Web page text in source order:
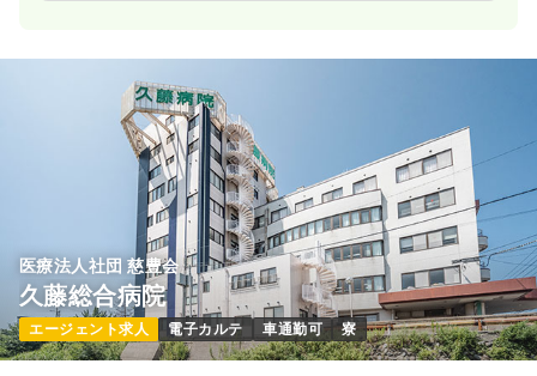
医療法人社団 慈豊会
久藤総合病院
エージェント求人 電子カルテ 車通勤可 寮